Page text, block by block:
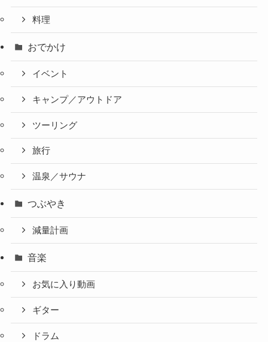
料理
おでかけ
イベント
キャンプ／アウトドア
ツーリング
旅行
温泉／サウナ
つぶやき
減量計画
音楽
お気に入り動画
ギター
ドラム